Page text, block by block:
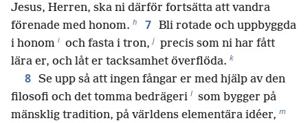
Jesus, Herren, ska ni därför fortsätta att vandra
förenade med honom. h 7 Bli rotade och uppbyggda
i honom i och fasta i tron, j precis som ni har fått
lära er, och låt er tacksamhet överflöda. k
8 Se upp så att ingen fångar er med hjälp av den
filosofi och det tomma bedrägeri l som bygger på
mänsklig tradition, på världens elementära idéer, m